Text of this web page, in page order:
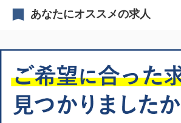
あなたにオススメの求人